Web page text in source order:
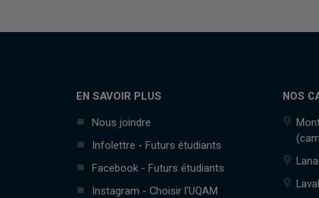
EN SAVOIR PLUS
Nous joindre
Infolettre - Futurs étudiants
Facebook - Futurs étudiants
Instagram - Choisir l'UQAM
NOS
Laval